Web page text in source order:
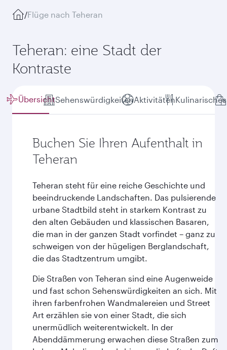
/Flüge nach Teheran
Teheran: eine Stadt der
Kontraste
ÜbersichtSehenswürdigkeitenAktivitätenKulinarisches
Buchen Sie Ihren Aufenthalt in
Teheran
Teheran steht für eine reiche Geschichte und
beeindruckende Landschaften. Das pulsierende
urbane Stadtbild steht in starkem Kontrast zu
den alten Gebäuden und klassischen Basaren,
die man in der ganzen Stadt vorfindet – ganz zu
schweigen von der hügeligen Berglandschaft,
die das Stadtzentrum umgibt.
Die Straßen von Teheran sind eine Augenweide
und fast schon Sehenswürdigkeiten an sich. Mit
ihren farbenfrohen Wandmalereien und Street
Art erzählen sie von einer Stadt, die sich
unermüdlich weiterentwickelt. In der
Abenddämmerung erwachen diese Straßen zum